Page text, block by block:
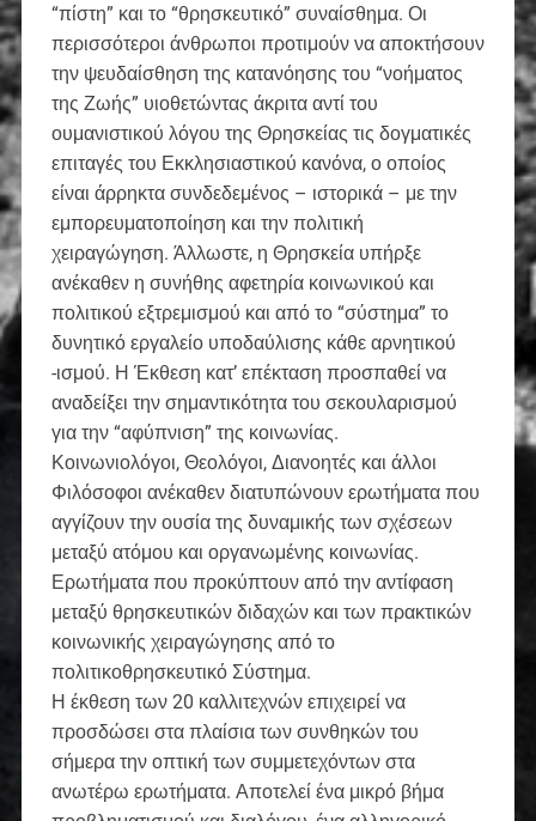
“πίστη” και το “θρησκευτικό” συναίσθημα. Οι
περισσότεροι άνθρωποι προτιμούν να αποκτήσουν
την ψευδαίσθηση της κατανόησης του “νοήματος
της Ζωής” υιοθετώντας άκριτα αντί του
ουμανιστικού λόγου της Θρησκείας τις δογματικές
επιταγές του Εκκλησιαστικού κανόνα, ο οποίος
είναι άρρηκτα συνδεδεμένος – ιστορικά – με την
εμπορευματοποίηση και την πολιτική
χειραγώγηση. Άλλωστε, η Θρησκεία υπήρξε
ανέκαθεν η συνήθης αφετηρία κοινωνικού και
πολιτικού εξτρεμισμού και από το “σύστημα” το
δυνητικό εργαλείο υποδαύλισης κάθε αρνητικού
-ισμού. Η Έκθεση κατ’ επέκταση προσπαθεί να
αναδείξει την σημαντικότητα του σεκουλαρισμού
για την “αφύπνιση” της κοινωνίας.
Κοινωνιολόγοι, Θεολόγοι, Διανοητές και άλλοι
Φιλόσοφοι ανέκαθεν διατυπώνουν ερωτήματα που
αγγίζουν την ουσία της δυναμικής των σχέσεων
μεταξύ ατόμου και οργανωμένης κοινωνίας.
Ερωτήματα που προκύπτουν από την αντίφαση
μεταξύ θρησκευτικών διδαχών και των πρακτικών
κοινωνικής χειραγώγησης από το
πολιτικοθρησκευτικό Σύστημα.
Η έκθεση των 20 καλλιτεχνών επιχειρεί να
προσδώσει στα πλαίσια των συνθηκών του
σήμερα την οπτική των συμμετεχόντων στα
ανωτέρω ερωτήματα. Αποτελεί ένα μικρό βήμα